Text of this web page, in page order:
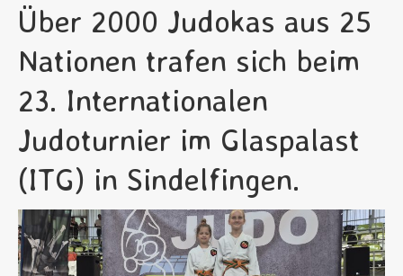
Über 2000 Judokas aus 25
Nationen trafen sich beim
23. Internationalen
Judoturnier im Glaspalast
(ITG) in Sindelfingen.